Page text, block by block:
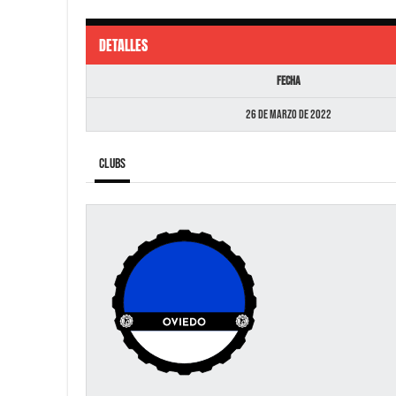
DETALLES
Fecha
26 de marzo de 2022
Clubs